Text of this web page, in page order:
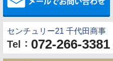
センチュリー21 千代田商事
Tel ： 072-266-3381